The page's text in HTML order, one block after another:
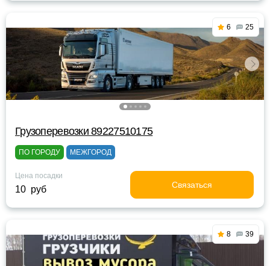
6 25
Грузоперевозки 89227510175
ПО ГОРОДУ МЕЖГОРОД
Цена посадки
10 руб Связаться
8 39